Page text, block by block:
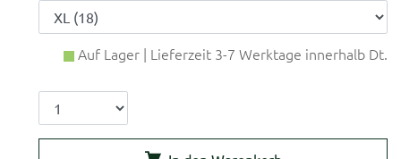
Auf Lager | Lieferzeit 3-7 Werktage innerhalb Dt.